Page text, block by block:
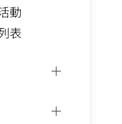
動
表